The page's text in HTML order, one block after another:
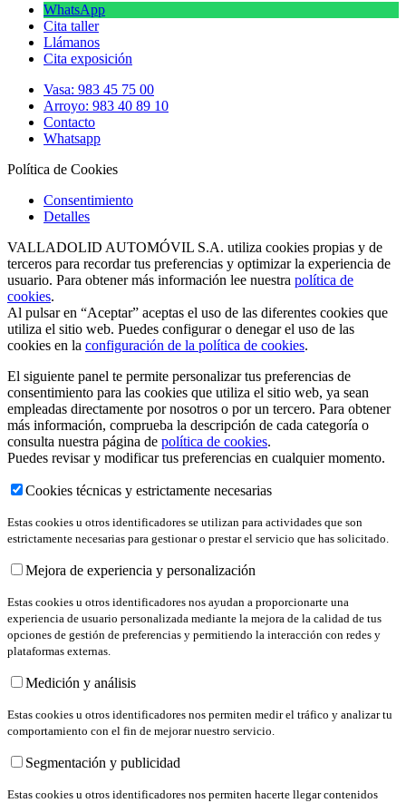
WhatsApp
Cita taller
Llámanos
Cita exposición
Vasa: 983 45 75 00
Arroyo: 983 40 89 10
Contacto
Whatsapp
Política de Cookies
Consentimiento
Detalles
VALLADOLID AUTOMÓVIL S.A. utiliza cookies propias y de
terceros para recordar tus preferencias y optimizar la experiencia de
usuario. Para obtener más información lee nuestra política de
cookies.
Al pulsar en “Aceptar” aceptas el uso de las diferentes cookies que
utiliza el sitio web. Puedes configurar o denegar el uso de las
cookies en la configuración de la política de cookies.
El siguiente panel te permite personalizar tus preferencias de
consentimiento para las cookies que utiliza el sitio web, ya sean
empleadas directamente por nosotros o por un tercero. Para obtener
más información, comprueba la descripción de cada categoría o
consulta nuestra página de política de cookies.
Puedes revisar y modificar tus preferencias en cualquier momento.
Cookies técnicas y estrictamente necesarias
Estas cookies u otros identificadores se utilizan para actividades que son
estrictamente necesarias para gestionar o prestar el servicio que has solicitado.
Mejora de experiencia y personalización
Estas cookies u otros identificadores nos ayudan a proporcionarte una
experiencia de usuario personalizada mediante la mejora de la calidad de tus
opciones de gestión de preferencias y permitiendo la interacción con redes y
plataformas externas.
Medición y análisis
Estas cookies u otros identificadores nos permiten medir el tráfico y analizar tu
comportamiento con el fin de mejorar nuestro servicio.
Segmentación y publicidad
Estas cookies u otros identificadores nos permiten hacerte llegar contenidos